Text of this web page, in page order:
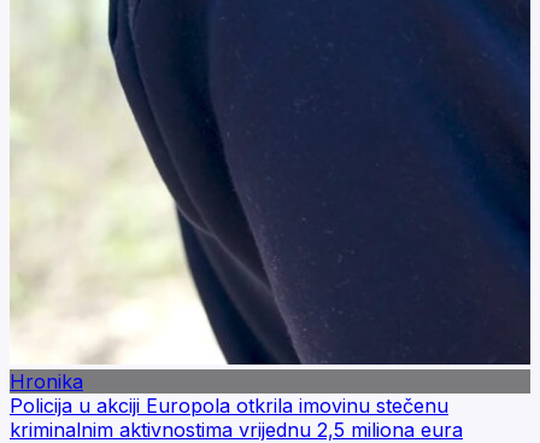
Hronika
Policija u akciji Europola otkrila imovinu stečenu
kriminalnim aktivnostima vrijednu 2,5 miliona eura